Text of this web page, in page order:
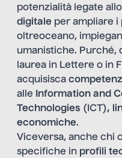
potenzialità legate
digitale per ampliare
oltreoceano,
umanistiche. Purché,
laurea in Lettere o in
acquisisca
alle Information and
Technologies (ICT),
economiche.
Viceversa, anche chi
specifiche in profili